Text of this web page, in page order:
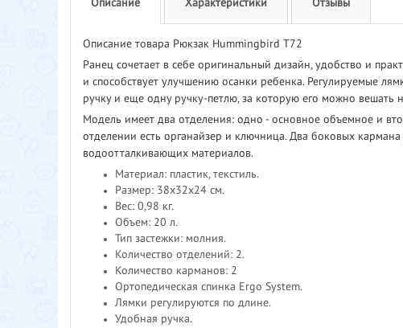
Описание Характеристики Отзывы
Описание товара Рюкзак Hummingbird T72
Ранец сочетает в себе оригинальный дизайн, удобство и
и способствует улучшению осанки ребенка. Регулируемые
ручку и еще одну ручку-петлю, за которую его можно вешать
Модель имеет два отделения: одно - основное объемное и
отделении есть органайзер и ключница. Два боковых
водоотталкивающих материалов.
Материал: пластик, текстиль.
Размер: 38x32x24 см.
Вес: 0,98 кг.
Объем: 20 л.
Тип застежки: молния.
Количество отделений: 2.
Количество карманов: 2
Ортопедическая спинка Ergo System.
Лямки регулируются по длине.
Удобная ручка.